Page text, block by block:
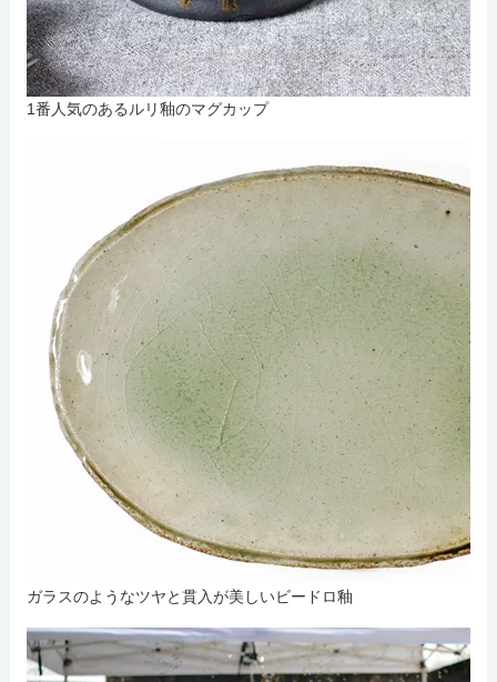
1番人気のあるルリ釉のマグカップ
ガラスのようなツヤと貫入が美しいビードロ釉